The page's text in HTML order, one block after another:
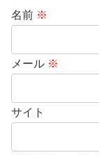
名前 ※
メール ※
サイト